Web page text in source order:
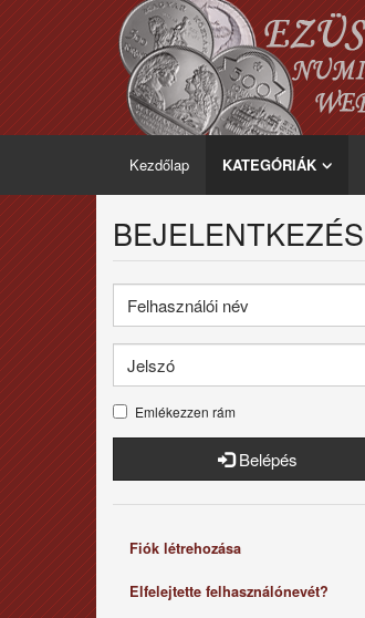
Kezdőlap KATEGÓRIÁK
BEJELENTKEZÉS
Emlékezzen rám
Belépés
Fiók létrehozása
Elfelejtette felhasználónevét?